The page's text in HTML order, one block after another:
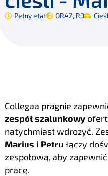
Pełny etat ORAZ, RO
Collegaa pragnie
zespół szalunkowy
natychmiast wdrożyć.
Marius i Petru łączy
zespołową, aby
pracę.